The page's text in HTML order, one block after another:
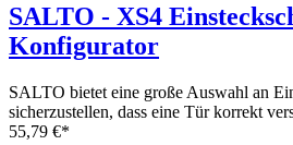
SALTO - XS4
Konfigurator
SALTO bietet eine große Auswahl an
sicherzustellen, dass eine Tür korrekt
55,79 €*